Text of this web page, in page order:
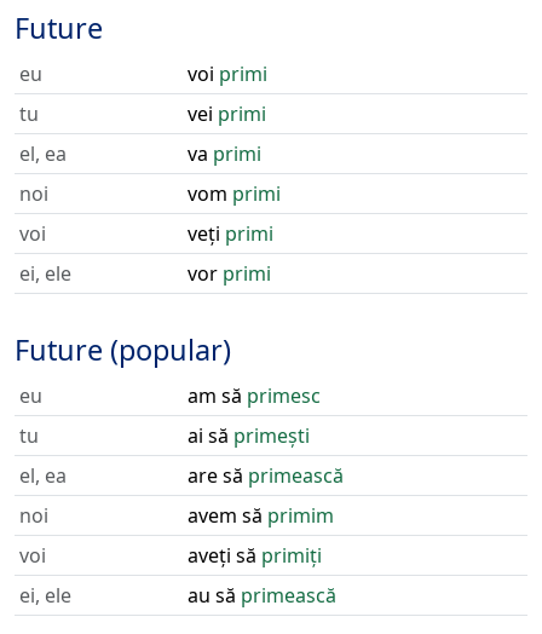
Future
eu voi primi
tu
vei primi
el, ea
va primi
noi
vom primi
voi
veți primi
ei, ele
vor primi
Future (popular)
eu am să primesc
tu
ai să primești
el, ea
are să primească
noi
avem să primim
voi
aveți să primiți
ei, ele
au să primească